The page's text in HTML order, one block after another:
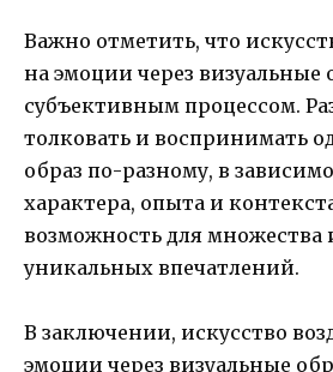
Важно отметить, что
на эмоции через визуальные
субъективным процессом.
толковать и воспринимать
образ по-разному, в
характера, опыта и
возможность для множества
уникальных впечатлений.
В заключении, искусство
эмоции через визуальные